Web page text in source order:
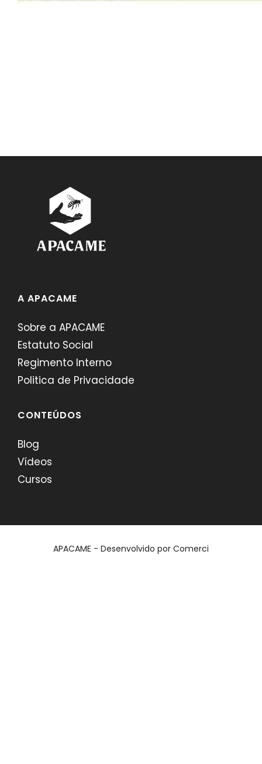
A APACAME
Sobre a APACAME
Estatuto Social
Regimento Interno
Politica de Privacidade
CONTEÚDOS
Blog
Vídeos
Cursos
APACAME - Desenvolvido por Comerci